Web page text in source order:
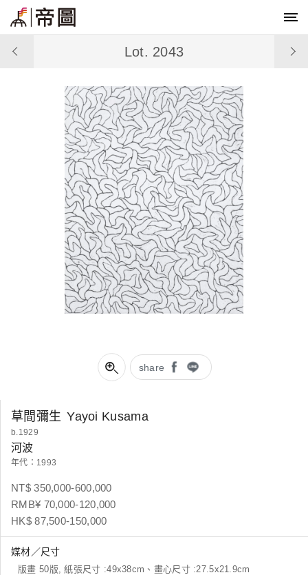
share
Lot. 2043
草間彌生 Yayoi Kusama
b.1929
河波
年代：1993
NT$ 350,000-600,000
RMB¥ 70,000-120,000
HK$ 87,500-150,000
媒材／尺寸
版畫 50版, 紙張尺寸 :49x38cm、畫心尺寸 :27.5x21.9cm